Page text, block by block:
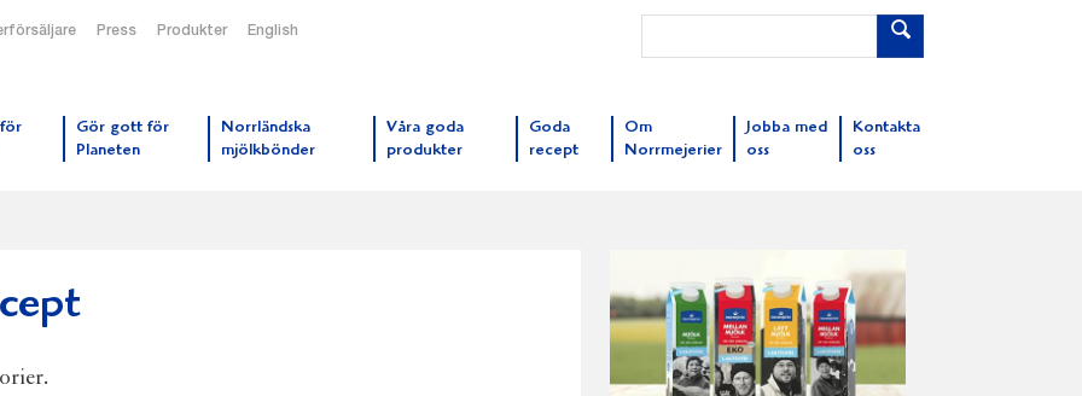
Press Produkter English
Gör gott för
Planeten
Norrländska
mjölkbönder
Våra goda
produkter
Goda
recept
Om
Norrmejerier
Jobba med
oss
Kontakta
oss